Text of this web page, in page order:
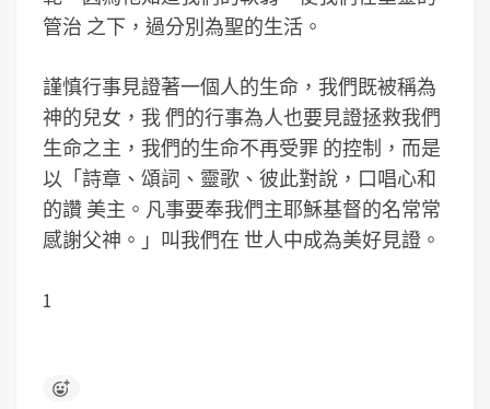
管治 之下，過分別為聖的生活。
謹慎行事見證著一個人的生命，我們既被稱為
神的兒女，我 們的行事為人也要見證拯救我們
生命之主，我們的生命不再受罪 的控制，而是
以「詩章、頌詞、靈歌、彼此對說，口唱心和
的讚 美主。凡事要奉我們主耶穌基督的名常常
感謝父神。」叫我們在 世人中成為美好見證。
1